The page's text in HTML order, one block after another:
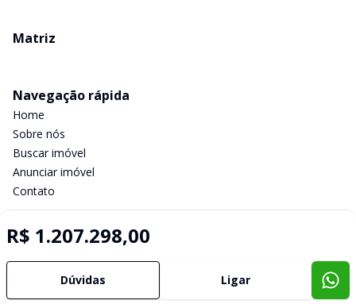
R$ 1.207.298,00
Dúvidas Ligar
Matriz
Navegação rápida
Home
Sobre nós
Buscar imóvel
Anunciar imóvel
Contato
Selo de Tecnologia Loft